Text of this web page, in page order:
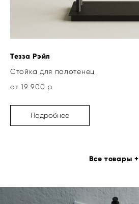
Тезза Рэйл
Стойка для полотенец
от 19 900 р.
Подробнее
Все товары +